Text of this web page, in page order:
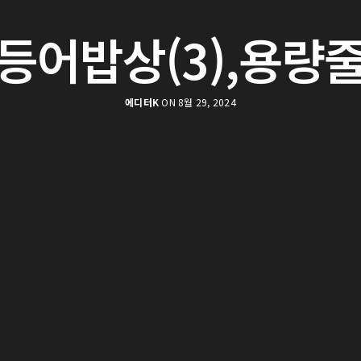
어밥상(3),용량
에디터KON 8월 29, 2024